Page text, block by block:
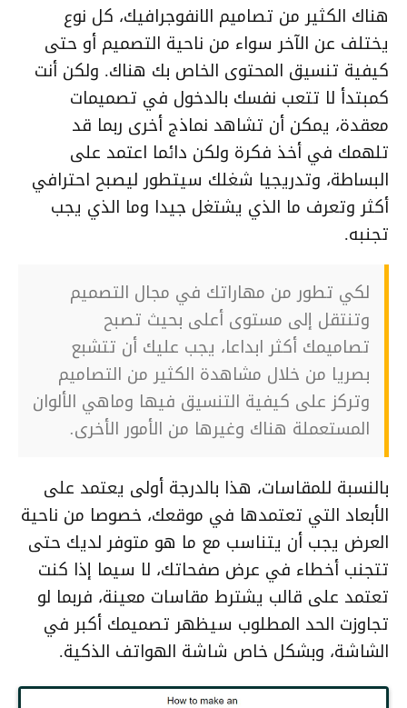
هناك الكثير من تصاميم الانفوجرافيك، كل نوع
يختلف عن الآخر سواء من ناحية التصميم أو حتى
كيفية تنسيق المحتوى الخاص بك هناك. ولكن أنت
كمبتدأ لا تتعب نفسك بالدخول في تصميمات
معقدة، يمكن أن تشاهد نماذج أخرى ربما قد
تلهمك في أخذ فكرة ولكن دائما اعتمد على
البساطة، وتدريجيا شغلك سيتطور ليصبح احترافي
أكثر وتعرف ما الذي يشتغل جيدا وما الذي يجب
تجنبه.
لكي تطور من مهاراتك في مجال التصميم
وتنتقل إلى مستوى أعلى بحيث تصبح
تصاميمك أكثر ابداعا، يجب عليك أن تتشبع
بصريا من خلال مشاهدة الكثير من التصاميم
وتركز على كيفية التنسيق فيها وماهي الألوان
المستعملة هناك وغيرها من الأمور الأخرى.
بالنسبة للمقاسات، هذا بالدرجة أولى يعتمد على
الأبعاد التي تعتمدها في موقعك، خصوصا من ناحية
العرض يجب أن يتناسب مع ما هو متوفر لديك حتى
تتجنب أخطاء في عرض صفحاتك، لا سيما إذا كنت
تعتمد على قالب يشترط مقاسات معينة، فربما لو
تجاوزت الحد المطلوب سيظهر تصميمك أكبر في
الشاشة، وبشكل خاص شاشة الهواتف الذكية.